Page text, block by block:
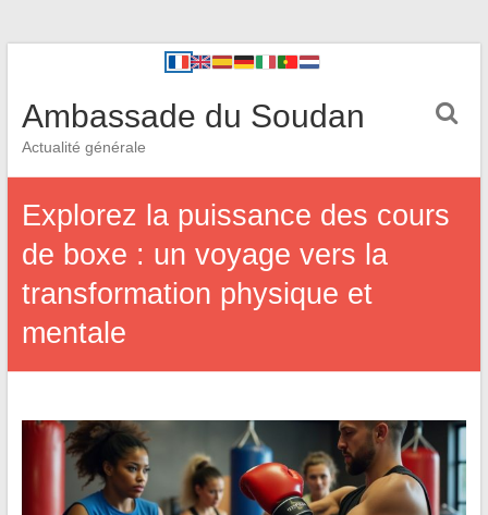
Ambassade du Soudan
Actualité générale
Explorez la puissance des cours
de boxe : un voyage vers la
transformation physique et
mentale